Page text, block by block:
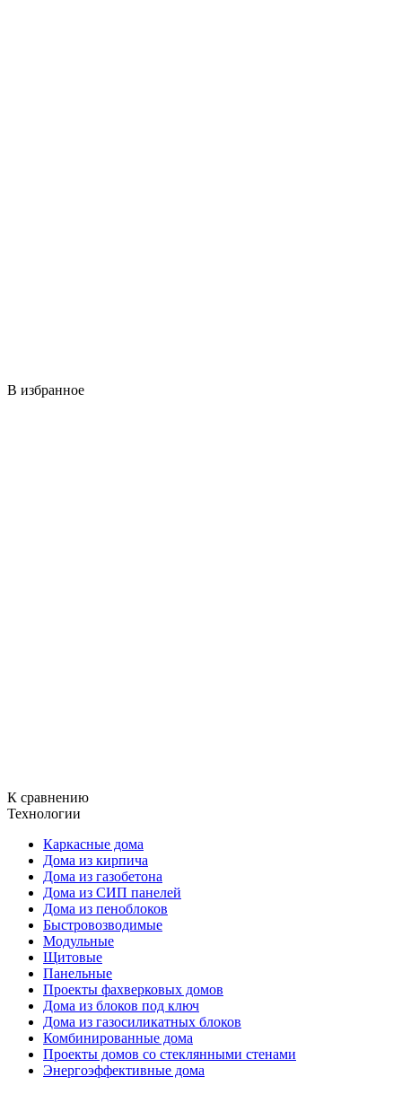
В избранное
К сравнению
Технологии
Каркасные дома
Дома из кирпича
Дома из газобетона
Дома из СИП панелей
Дома из пеноблоков
Быстровозводимые
Модульные
Щитовые
Панельные
Проекты фахверковых домов
Дома из блоков под ключ
Дома из газосиликатных блоков
Комбинированные дома
Проекты домов со стеклянными стенами
Энергоэффективные дома